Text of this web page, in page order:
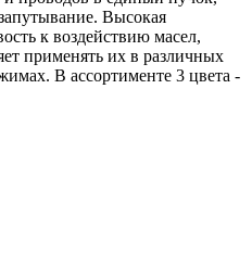
Высокая
к воздействию масел,
применять их в различных
В ассортименте 3 цвета -